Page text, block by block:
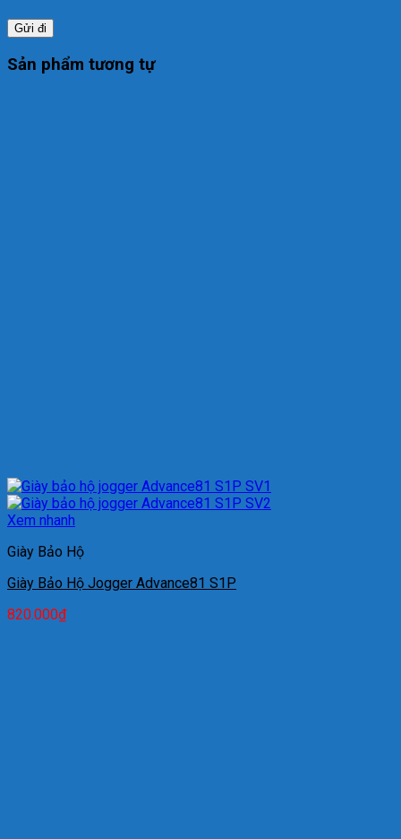
Sản phẩm tương tự
Xem nhanh
Giày Bảo Hộ
Giày Bảo Hộ Jogger Advance81 S1P
820.000₫